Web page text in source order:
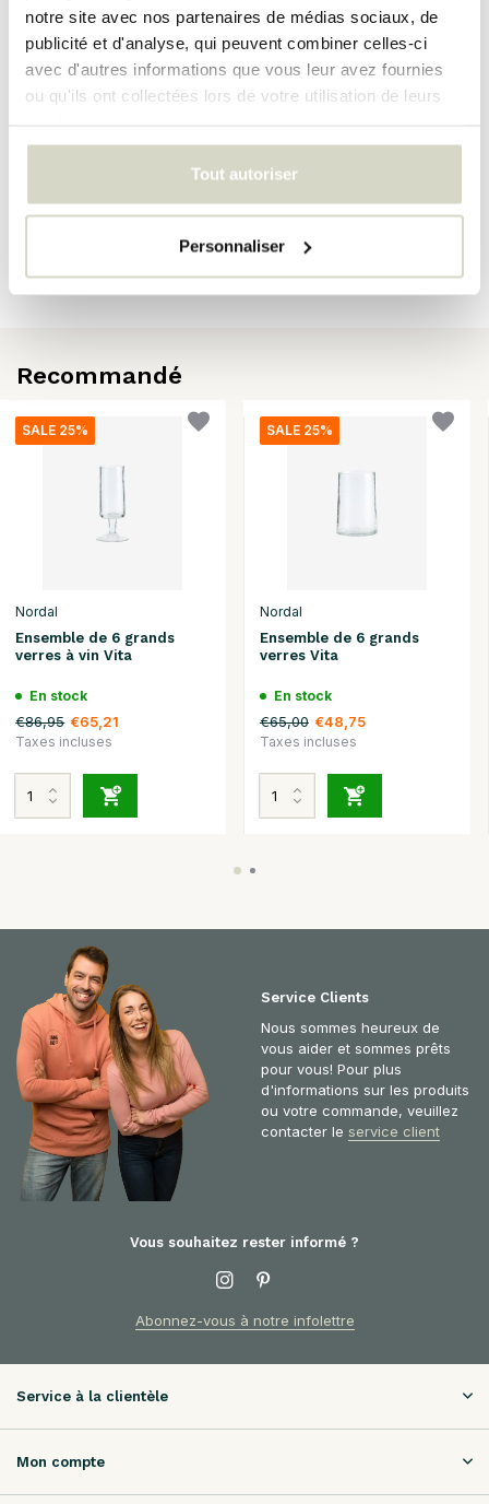
notre site avec nos partenaires de médias sociaux, de
publicité et d'analyse, qui peuvent combiner celles-ci
avec d'autres informations que vous leur avez fournies
ou qu'ils ont collectées lors de votre utilisation de leurs
Tout autoriser
Personnaliser
SKU 4332
EAN 5708309183312
Il n'y a pas encore d'avis sur ce produit..
Recommandé
SALE 25%
Nordal
Ensemble de 6 grands
verres à vin Vita
En stock
€86,95 €65,21
Taxes incluses
SALE 25%
Nordal
Ensemble de 6 grands
verres Vita
En stock
€65,00 €48,75
Taxes incluses
Service Clients
Nous sommes heureux de
vous aider et sommes prêts
pour vous! Pour plus
d'informations sur les produits
ou votre commande, veuillez
contacter le service client
Vous souhaitez rester informé ?
Abonnez-vous à notre infolettre
Service à la clientèle
Mon compte